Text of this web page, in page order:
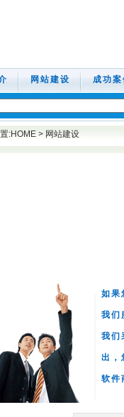
网站建设 成功案
:HOME> 网站建设
如果
我们
我们
出，
软件